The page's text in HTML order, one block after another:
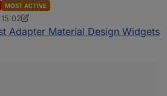
Stelle stellst Du ein, dass in der X -
mehrstellig angezeigt wird, und nicht
MOST ACTIVE
Adapter Material Design Widgets